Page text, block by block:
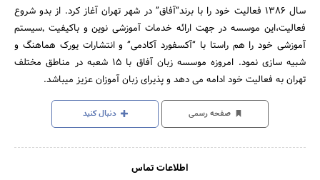
سال 1386 فعالیت خود را با برند“آفاق” در شهر تهران آغاز کرد. از بدو شروع
فعالیت،این موسسه در جهت ارائه خدمات آموزشی نوین و باکیفیت ٬سیستم
آموزشی خود را هم راستا با “آکسفورد آکادمی” و انتشارات یورک هماهنگ و
شبیه سازی نمود. امروزه موسسه زبان آفاق با 15 شعبه در مناطق مختلف
تهران به فعالیت خود ادامه می دهد و پذیرای زبان آموزان عزیز میباشد.
صفحه رسمی دنبال کنید
اطلاعات تماس